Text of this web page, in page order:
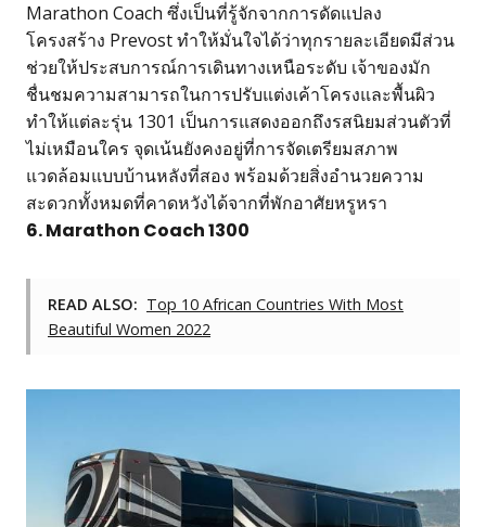
Marathon Coach ซึ่งเป็นที่รู้จักจากการดัดแปลง
โครงสร้าง Prevost ทำให้มั่นใจได้ว่าทุกรายละเอียดมีส่วน
ช่วยให้ประสบการณ์การเดินทางเหนือระดับ เจ้าของมัก
ชื่นชมความสามารถในการปรับแต่งเค้าโครงและพื้นผิว
ทำให้แต่ละรุ่น 1301 เป็นการแสดงออกถึงรสนิยมส่วนตัวที่
ไม่เหมือนใคร จุดเน้นยังคงอยู่ที่การจัดเตรียมสภาพ
แวดล้อมแบบบ้านหลังที่สอง พร้อมด้วยสิ่งอำนวยความ
สะดวกทั้งหมดที่คาดหวังได้จากที่พักอาศัยหรูหรา
6. Marathon Coach 1300
READ ALSO: Top 10 African Countries With Most
Beautiful Women 2022